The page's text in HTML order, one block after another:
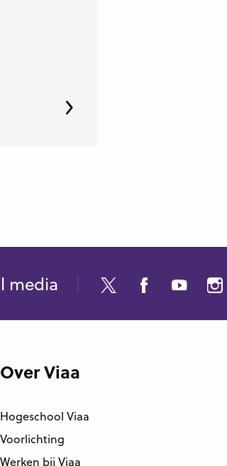
media
Over Viaa
Hogeschool Viaa
Voorlichting
Werken bij Viaa